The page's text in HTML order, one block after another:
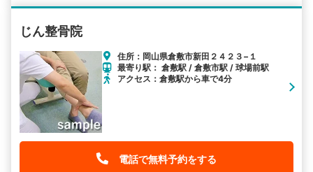
じん整骨院
住所：岡山県倉敷市新田２４２３−１
最寄り駅： 倉敷駅 / 倉敷市駅 / 球場前駅
アクセス：倉敷駅から車で4分
電話で無料予約をする